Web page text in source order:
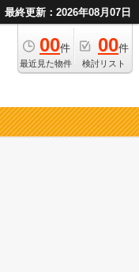
最終更新：2026年08月07日
00件
最近見た物件
00件
検討リスト